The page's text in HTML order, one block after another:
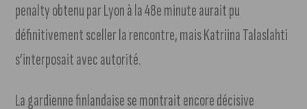
penalty obtenu par Lyon à la 48e minute aurait pu
définitivement sceller la rencontre, mais Katriina Talaslahti
s’interposait avec autorité.
La gardienne finlandaise se montrait encore décisive